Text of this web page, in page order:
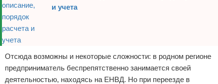
и учета
Отсюда возможны и некоторые сложности: в родном регионе
предприниматель беспрепятственно занимается своей
деятельностью, находясь на ЕНВД. Но при переезде в